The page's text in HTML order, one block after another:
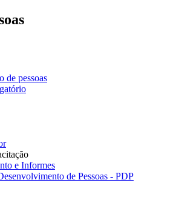
de pessoas
e Informes
de Pessoas - PDP